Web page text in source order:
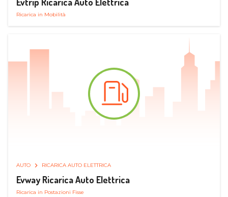
Ricarica in Mobilità
AUTO RICARICA AUTO ELETTRICA
Evway Ricarica Auto Elettrica
Ricarica in Postazioni Fisse